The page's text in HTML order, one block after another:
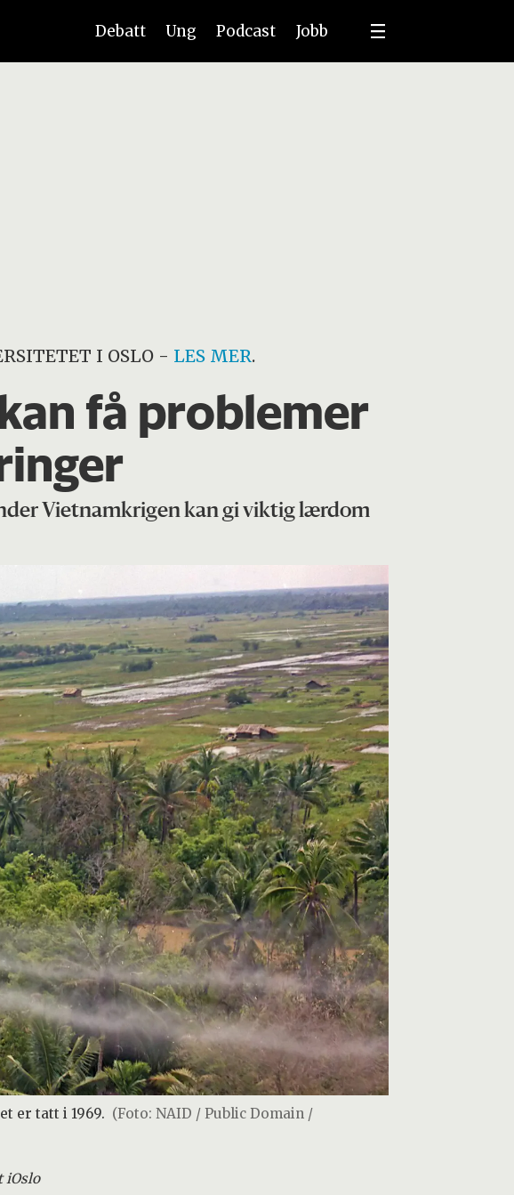
Debatt Ung Podcast Jobb
I OSLO- LES MER.
få problemer
Vietnamkrigen kan gi viktig lærdom
er tatt i 1969. (Foto: NAID / Public Domain /
iOslo